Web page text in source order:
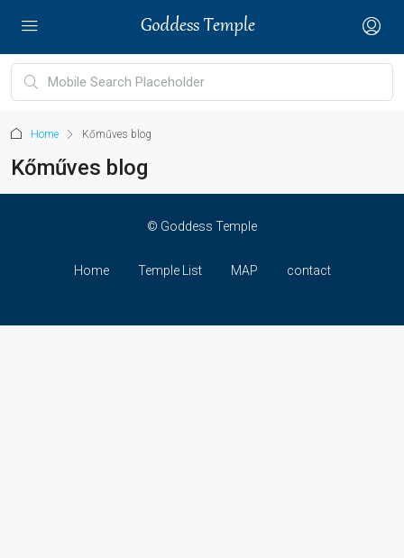
Home Kőműves blog
Kőműves blog
© Goddess Temple
Home Temple List MAP contact